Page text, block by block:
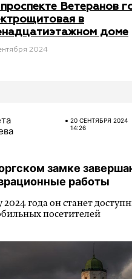
Ветеранов
в
доме
2024
20 СЕНТЯБРЯ 2024
14:26
замке
работы
2024 года он станет
посетителей